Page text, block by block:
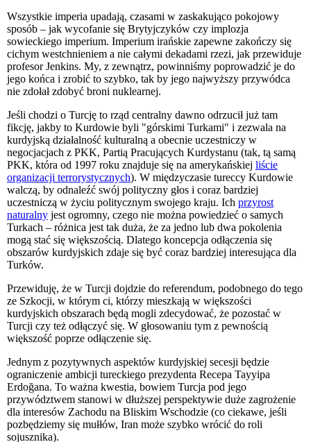
Wszystkie imperia upadają, czasami w zaskakująco pokojowy
sposób – jak wycofanie się Brytyjczyków czy implozja
sowieckiego imperium. Imperium irańskie zapewne zakończy się
cichym westchnieniem a nie całymi dekadami rzezi, jak przewiduje
profesor Jenkins. My, z zewnątrz, powinniśmy poprowadzić je do
jego końca i zrobić to szybko, tak by jego najwyższy przywódca
nie zdołał zdobyć broni nuklearnej.
Jeśli chodzi o Turcję to rząd centralny dawno odrzucił już tam
fikcję, jakby to Kurdowie byli "górskimi Turkami" i zezwala na
kurdyjską działalność kulturalną a obecnie uczestniczy w
negocjacjach z PKK, Partią Pracujących Kurdystanu (tak, tą samą
PKK, która od 1997 roku znajduje się na amerykańskiej liście
organizacji terrorystycznych). W międzyczasie tureccy Kurdowie
walczą, by odnaleźć swój polityczny głos i coraz bardziej
uczestniczą w życiu politycznym swojego kraju. Ich przyrost
naturalny jest ogromny, czego nie można powiedzieć o samych
Turkach – różnica jest tak duża, że za jedno lub dwa pokolenia
mogą stać się większością. Dlatego koncepcja odłączenia się
obszarów kurdyjskich zdaje się być coraz bardziej interesująca dla
Turków.
Przewiduję, że w Turcji dojdzie do referendum, podobnego do tego
ze Szkocji, w którym ci, którzy mieszkają w większości
kurdyjskich obszarach będą mogli zdecydować, że pozostać w
Turcji czy też odłączyć się. W głosowaniu tym z pewnością
większość poprze odłączenie się.
Jednym z pozytywnych aspektów kurdyjskiej secesji będzie
ograniczenie ambicji tureckiego prezydenta Recepa Tayyipa
Erdoğana. To ważna kwestia, bowiem Turcja pod jego
przywództwem stanowi w dłuższej perspektywie duże zagrożenie
dla interesów Zachodu na Bliskim Wschodzie (co ciekawe, jeśli
pozbędziemy się mułłów, Iran może szybko wrócić do roli
sojusznika).